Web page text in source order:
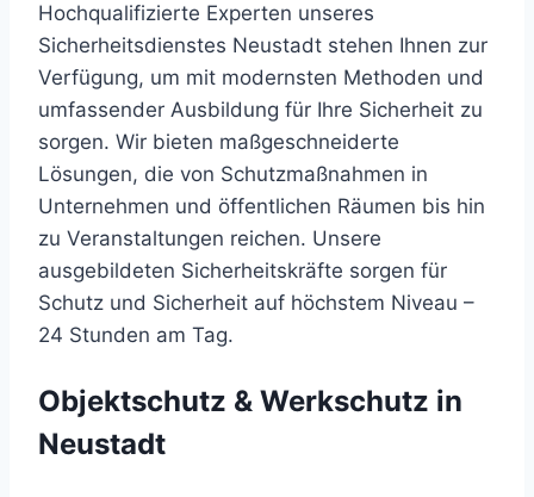
Hochqualifizierte Experten unseres
Sicherheitsdienstes Neustadt stehen Ihnen zur
Verfügung, um mit modernsten Methoden und
umfassender Ausbildung für Ihre Sicherheit zu
sorgen. Wir bieten maßgeschneiderte
Lösungen, die von Schutzmaßnahmen in
Unternehmen und öffentlichen Räumen bis hin
zu Veranstaltungen reichen. Unsere
ausgebildeten Sicherheitskräfte sorgen für
Schutz und Sicherheit auf höchstem Niveau –
24 Stunden am Tag.
Objektschutz & Werkschutz in
Neustadt